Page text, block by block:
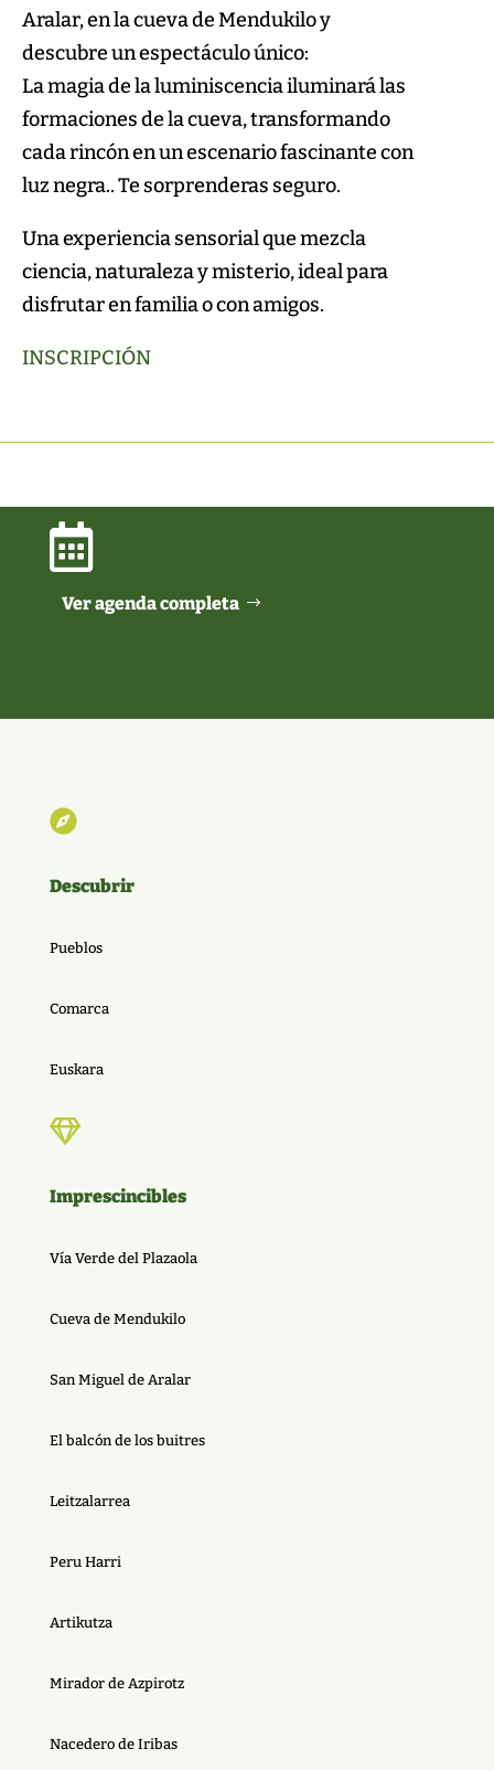
Aralar, en la cueva de Mendukilo y
descubre un espectáculo único:
La magia de la luminiscencia iluminará las
formaciones de la cueva, transformando
cada rincón en un escenario fascinante con
luz negra.. Te sorprenderas seguro.
Una experiencia sensorial que mezcla
ciencia, naturaleza y misterio, ideal para
disfrutar en familia o con amigos.
INSCRIPCIÓN

Ver agenda completa

Descubrir
Pueblos
Comarca
Euskara

Imprescincibles
Vía Verde del Plazaola
Cueva de Mendukilo
San Miguel de Aralar
El balcón de los buitres
Leitzalarrea
Peru Harri
Artikutza
Mirador de Azpirotz
Nacedero de Iribas